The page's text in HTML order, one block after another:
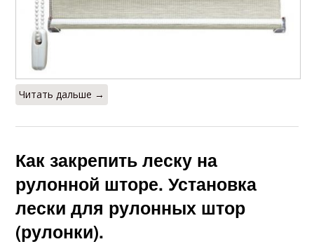
Читать дальше →
Как закрепить леску на
рулонной шторе. Установка
лески для рулонных штор
(рулонки).